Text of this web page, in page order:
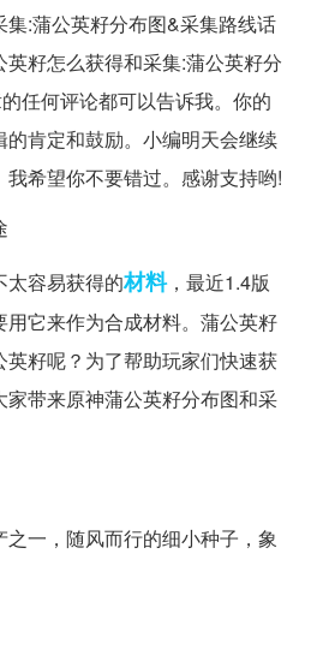
:蒲公英籽分布图&采集路线话
籽怎么获得和采集:蒲公英籽分
任何评论都可以告诉我。你的
肯定和鼓励。小编明天会继续
希望你不要错过。感谢支持哟!
太容易获得的材料，最近1.4版
它来作为合成材料。蒲公英籽
籽呢？为了帮助玩家们快速获
带来原神蒲公英籽分布图和采
一，随风而行的细小种子，象